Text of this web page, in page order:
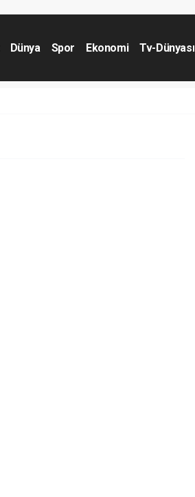
Dünya Spor Ekonomi Tv-Dünyası